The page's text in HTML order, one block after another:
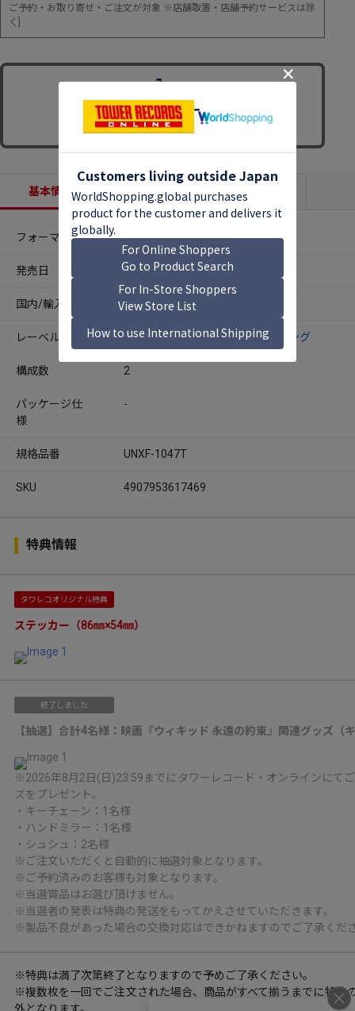
ご予約・お取り寄せ・ご注文が対象 ※店舗取置・店舗予約サービスは除
く]
基本情報 収録内容
フォーマット Blu-ray Disc
発売日 2026年07月08日
国内/輸入 国内
レーベル ハピネット・メディアマーケティング
構成数 2
パッケージ仕
様
-
規格品番 UNXF-1047T
SKU 4907953617469
特典情報
タワレコオリジナル特典
ステッカー（86㎜×54㎜）
終了しました
【抽選】合計4名様：映画『ウィキッド 永遠の約束』関連グッズ
※2026年8月2日(日)23:59までにタワーレコード・オンラインにて
ズをプレゼント。
・キーチェーン：1名様
・ハンドミラー：1名様
・シュシュ：2名様
※ご注文いただくと自動的に抽選対象となります。
※ご予約済みのお客様も対象となります。
※当選賞品はお選び頂けません。
※当選者の発表は特典の発送をもってかえさせていただきます。
※製品不良があった場合の交換対応はできかねますのでご了承くだ
※特典は満了次第終了となりますので予めご了承ください。
※複数枚を一回でご注文された場合、商品がすべて揃うまでに特